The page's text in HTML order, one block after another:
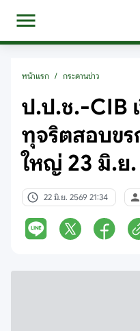
หน้าแรก / กระดานข่าว
ป.ป.ช.-CIB
ทุจริตสอบข
ใหญ่ 23 มิ.ย.
22 มิ.ย. 2569 21:34